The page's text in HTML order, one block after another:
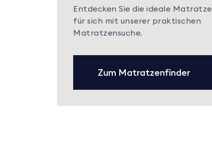
Entdecken Sie die ideale Matratze
für sich mit unserer praktischen
Matratzensuche.
Zum Matratzenfinder